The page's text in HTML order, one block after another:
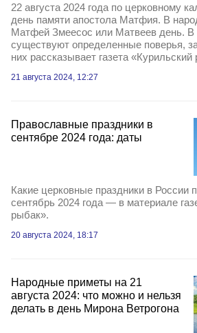
22 августа 2024 года по церковному
день памяти апостола Матфия. В
Матфей Змеесос или Матвеев день. В
существуют определенные поверья,
них рассказывает газета «Курильский
21 августа 2024, 12:27
Православные праздники в
сентябре 2024 года: даты
Какие церковные праздники в России
сентябрь 2024 года — в материале
рыбак».
20 августа 2024, 18:17
Народные приметы на 21
августа 2024: что можно и нельзя
делать в день Мирона Ветрогона